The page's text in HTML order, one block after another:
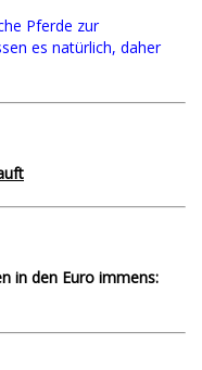
Pferde zur
es natürlich, daher
in den Euro immens: